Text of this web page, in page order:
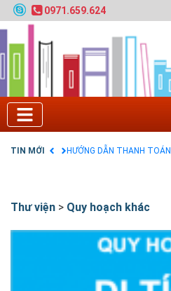
0971.659.624
TIN MỚI
Quy hoạch chung hệ
Nội
GIAO LƯU TRỰC TUYẾN -
HỌC CHÍNH QUY ĐẠI HỌC
SỐ 02
Nạp EP vào tài khoản
Tuyển sinh 2025, Khoa kỹ
HƯỚNG DẪN THANH
Thư viện > Quy hoạch khác